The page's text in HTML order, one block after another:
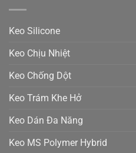
Keo Silicone
Keo Chịu Nhiệt
Keo Chống Dột
Keo Trám Khe Hở
Keo Dán Đa Năng
Keo MS Polymer Hybrid